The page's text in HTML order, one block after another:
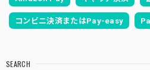
コンビニ決済またはPay-easy
SEARCH